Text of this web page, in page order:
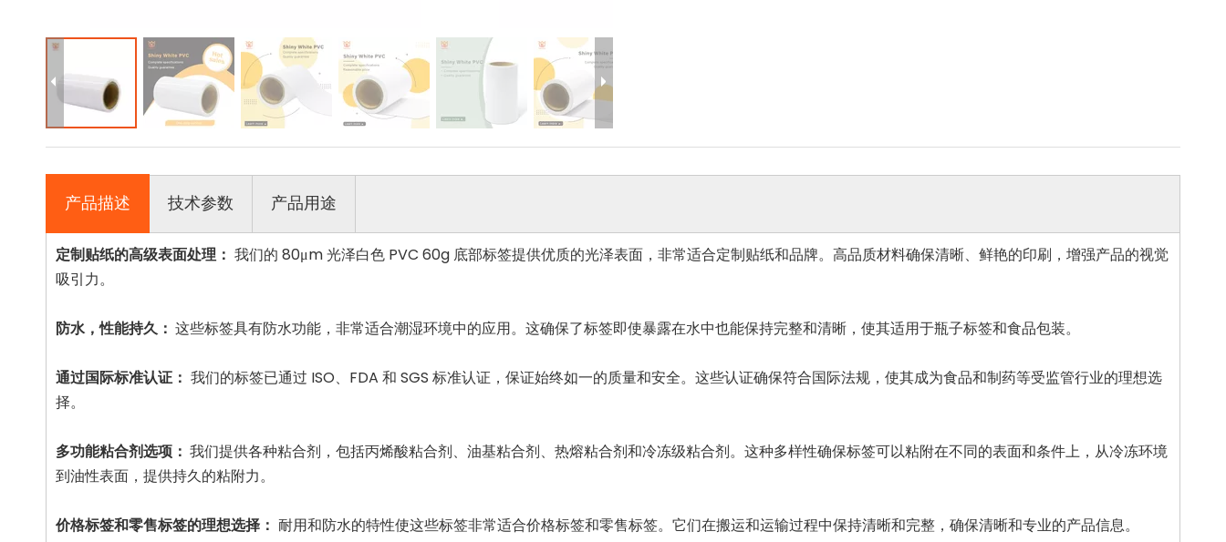
产品描述 技术参数 产品用途
定制贴纸的高级表面处理： 我们的 80μm 光泽白色 PVC 60g 底部标签提供优质的光泽表面，非常适合定制贴纸和品牌。高品质材料确保清晰、鲜艳的印刷，增强产品的视觉
吸引力。
防水，性能持久： 这些标签具有防水功能，非常适合潮湿环境中的应用。这确保了标签即使暴露在水中也能保持完整和清晰，使其适用于瓶子标签和食品包装。
通过国际标准认证： 我们的标签已通过 ISO、FDA 和 SGS 标准认证，保证始终如一的质量和安全。这些认证确保符合国际法规，使其成为食品和制药等受监管行业的理想选
择。
多功能粘合剂选项： 我们提供各种粘合剂，包括丙烯酸粘合剂、油基粘合剂、热熔粘合剂和冷冻级粘合剂。这种多样性确保标签可以粘附在不同的表面和条件上，从冷冻环境
到油性表面，提供持久的粘附力。
价格标签和零售标签的理想选择： 耐用和防水的特性使这些标签非常适合价格标签和零售标签。它们在搬运和运输过程中保持清晰和完整，确保清晰和专业的产品信息。